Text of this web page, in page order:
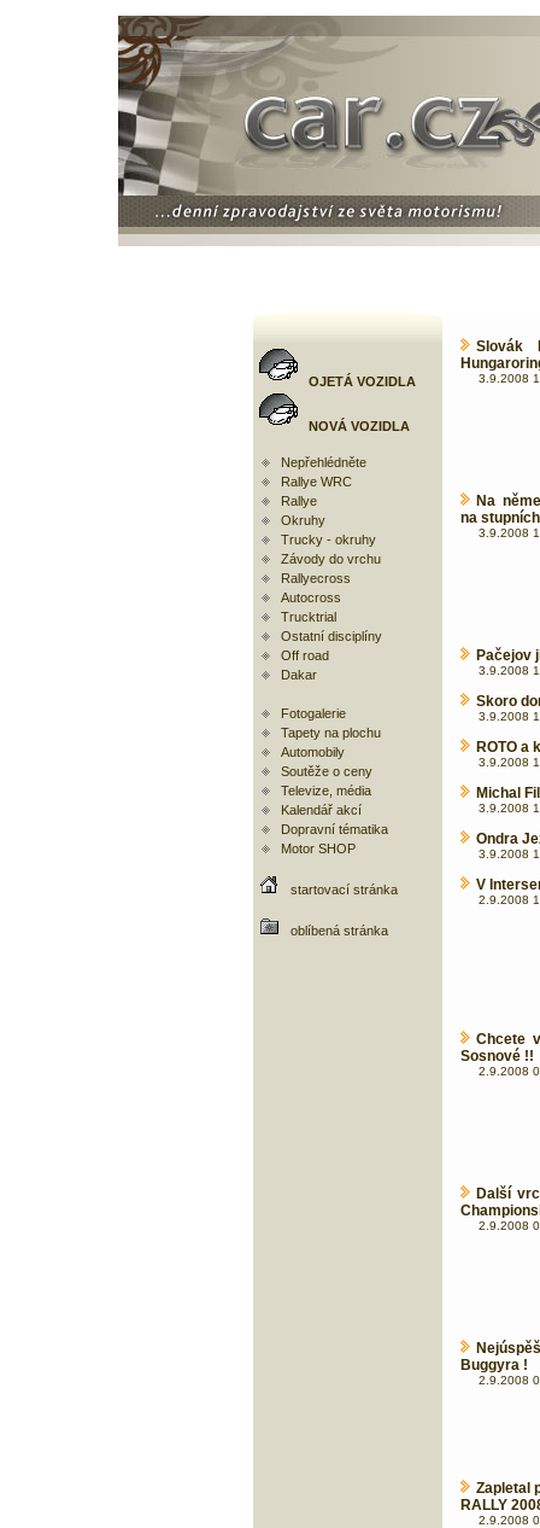
OJETÁ VOZIDLA
NOVÁ VOZIDLA
Nepřehlédněte
Rallye WRC
Rallye
Okruhy
Trucky - okruhy
Závody do vrchu
Rallyecross
Autocross
Trucktrial
Ostatní disciplíny
Off road
Dakar
Fotogalerie
Tapety na plochu
Automobily
Soutěže o ceny
Televize, média
Kalendář akcí
Dopravní tématika
Motor SHOP
startovací stránka
oblíbená stránka
Slovák
3.9.2008
Na
na stupních
3.9.2008
Pačejov
3.9.2008
Skoro
3.9.2008
ROTO a
3.9.2008
Michal
3.9.2008
Ondra
3.9.2008
V
2.9.2008
Chcete
Sosnové !!
2.9.2008
Další
2.9.2008
Buggyra !
2.9.2008
Zapletal
RALLY
2.9.2008